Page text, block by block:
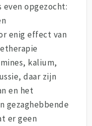
opgezocht:
enig effect van
kalium,
daar zijn
en het
gezaghebbende
er geen